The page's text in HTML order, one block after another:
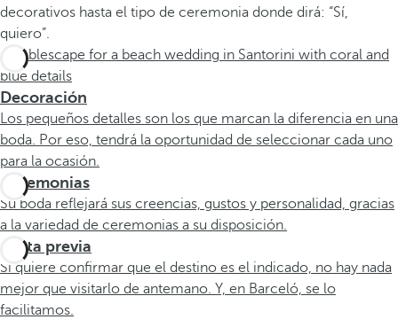
decorativos hasta el tipo de ceremonia donde dirá: “Sí,
quiero”.
Decoración
Los pequeños detalles son los que marcan la diferencia en una
boda. Por eso, tendrá la oportunidad de seleccionar cada uno
para la ocasión.
Ceremonias
Su boda reflejará sus creencias, gustos y personalidad, gracias
a la variedad de ceremonias a su disposición.
Visita previa
Si quiere confirmar que el destino es el indicado, no hay nada
mejor que visitarlo de antemano. Y, en Barceló, se lo
facilitamos.